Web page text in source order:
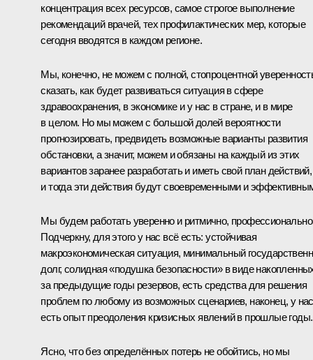
концентрация всех ресурсов, самое строгое выполнение
рекомендаций врачей, тех профилактических мер, которые
сегодня вводятся в каждом регионе.
Мы, конечно, не можем с полной, стопроцентной
сказать, как будет развиваться ситуация в сфере
здравоохранения, в экономике и у нас в стране, и в мире
в целом. Но мы можем с большой долей вероятности
прогнозировать, предвидеть возможные варианты развития
обстановки, а значит, можем и обязаны на каждый из этих
вариантов заранее разработать и иметь свой план действий,
и тогда эти действия будут своевременными и
Мы будем работать уверенно и ритмично,
Подчеркну, для этого у нас всё есть: устойчивая
макроэкономическая ситуация, минимальный
долг, солидная «подушка безопасности» в виде
за предыдущие годы резервов, есть средства для решения
проблем по любому из возможных сценариев, наконец, у нас
есть опыт преодоления кризисных явлений в прошлые годы.
Ясно, что без определённых потерь не обойтись, но мы